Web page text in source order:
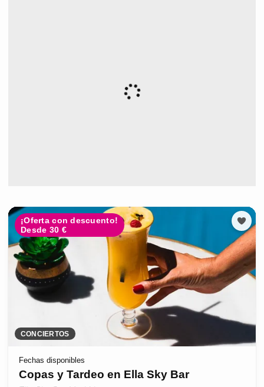
¡Oferta con descuento!
Desde 30 €
CONCIERTOS
Fechas disponibles
Copas y Tardeo en Ella Sky Bar